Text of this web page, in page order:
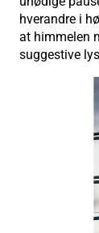
hverandre i
at himmelen
suggestive